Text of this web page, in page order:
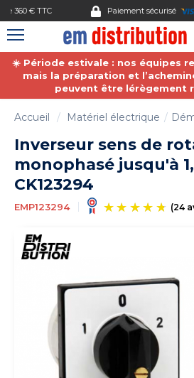
Paiement sécurisé
☀️ Période estivale : nos équipes
mais la préparation et
peuvent être lérègement
Accueil Matériel électrique
Inverseur sens de
monophasé jusqu'à
CK123294
EMP123294
Gestion des cookies